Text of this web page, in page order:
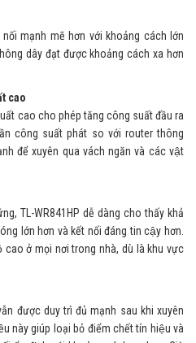
mạnh mẽ hơn với khoảng cách lớn
dây đạt được khoảng cách xa hơn
cao
cao cho phép tăng công suất đầu ra
công suất phát so với router thông
để xuyên qua vách ngăn và các vật
TL-WR841HP dễ dàng cho thấy khả
lớn hơn và kết nối đáng tin cậy hơn.
cao ở mọi nơi trong nhà, dù là khu vực
được duy trì đủ mạnh sau khi xuyên
này giúp loại bỏ điểm chết tín hiệu và